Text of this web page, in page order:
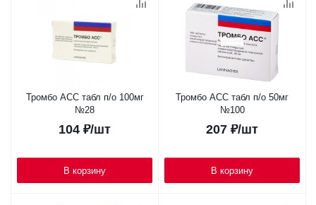
Тромбо АСС табл п/о 100мг
№28
104 ₽/шт
В корзину
Тромбо АСС табл п/о 50мг
№100
207 ₽/шт
В корзину